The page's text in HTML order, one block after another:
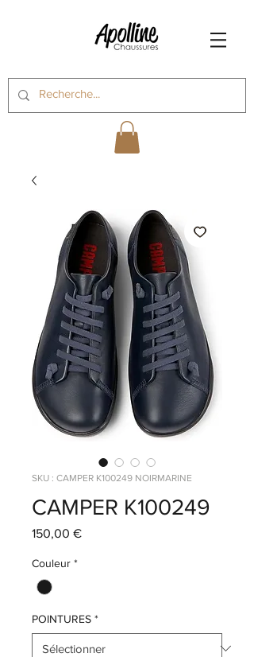
SKU : CAMPER K100249 NOIRMARINE
CAMPER K100249
150,00 €Prix
Couleur *
POINTURES *